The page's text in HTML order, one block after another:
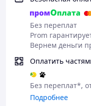
применении белья
ткань очень
Только ручная
*Слава Украине!
*Результат
особенностей
Без переплат
Prom
Вернем деньги
Оплатить
Без переплат*,
Подробнее